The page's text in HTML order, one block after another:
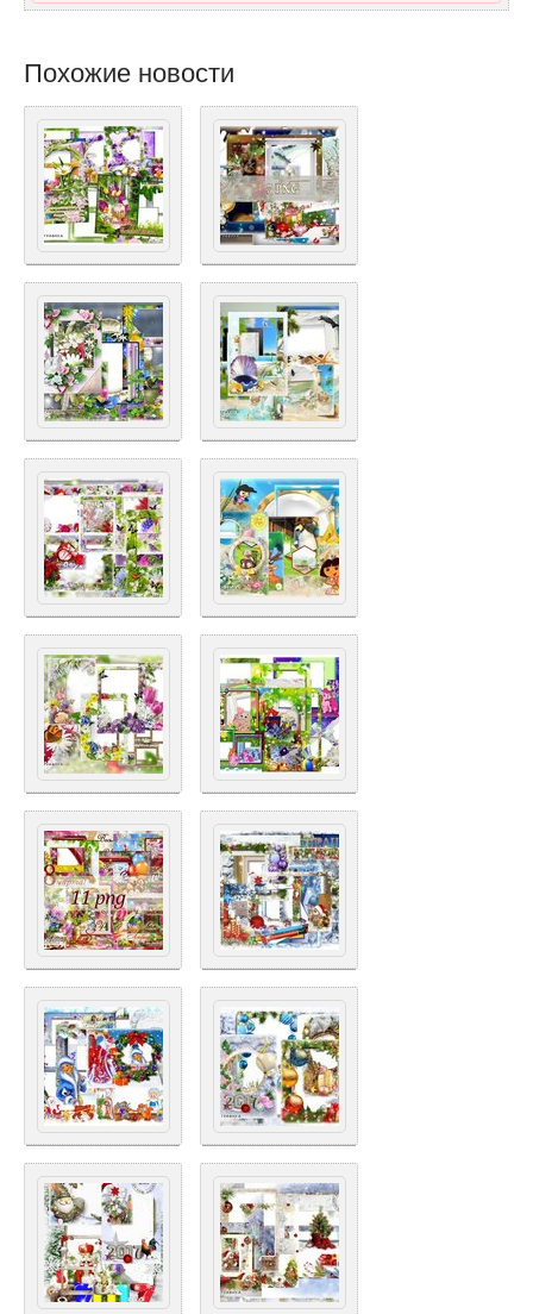
Похожие новости